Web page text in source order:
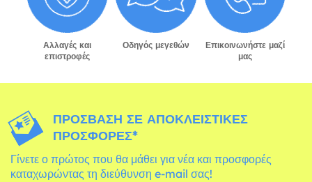
Αλλαγές και
επιστροφές
Οδηγός μεγεθών
Επικοινωνήστε μαζί
μας
ΠΡΌΣΒΑΣΗ ΣΕ ΑΠΟΚΛΕΙΣΤΙΚΈΣ
ΠΡΟΣΦΟΡΈΣ*
Γίνετε ο πρώτος που θα μάθει για νέα και προσφορές
καταχωρώντας τη διεύθυνση e-mail σας!